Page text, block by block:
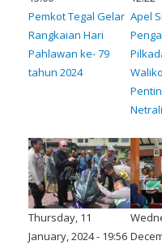
Pemkot Tegal Gelar
Rangkaian Hari
Pahlawan ke- 79
tahun 2024
Apel
Thursday, 11
January, 2024 - 19:56